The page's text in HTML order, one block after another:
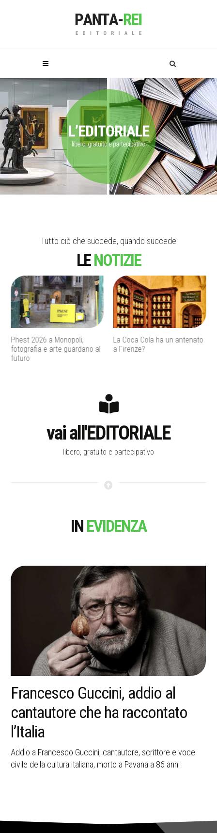
Tutto ciò che succede, quando succede
LENOTIZIE
La Coca Cola ha un antenato
a Firenze?
Agenti IA e sicurezza, quando
l’autonomia diventa un
vai all'EDITORIALE
libero, gratuito e partecipativo
IN EVIDENZA
La memoria della strage di
Bologna resta una ferita aperta
nella storia italiana
A 45 anni dall’attentato del 2 agosto 1980, Bologna ricorda
le vittime e il valore civile della memoria